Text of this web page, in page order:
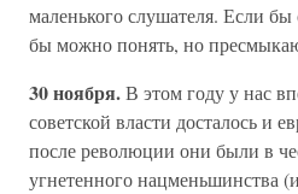
маленького слушателя. Если
бы можно понять, но
30 ноября.В этом году у нас
советской власти досталось и
после революции они были в
угнетенного нацменьшинства